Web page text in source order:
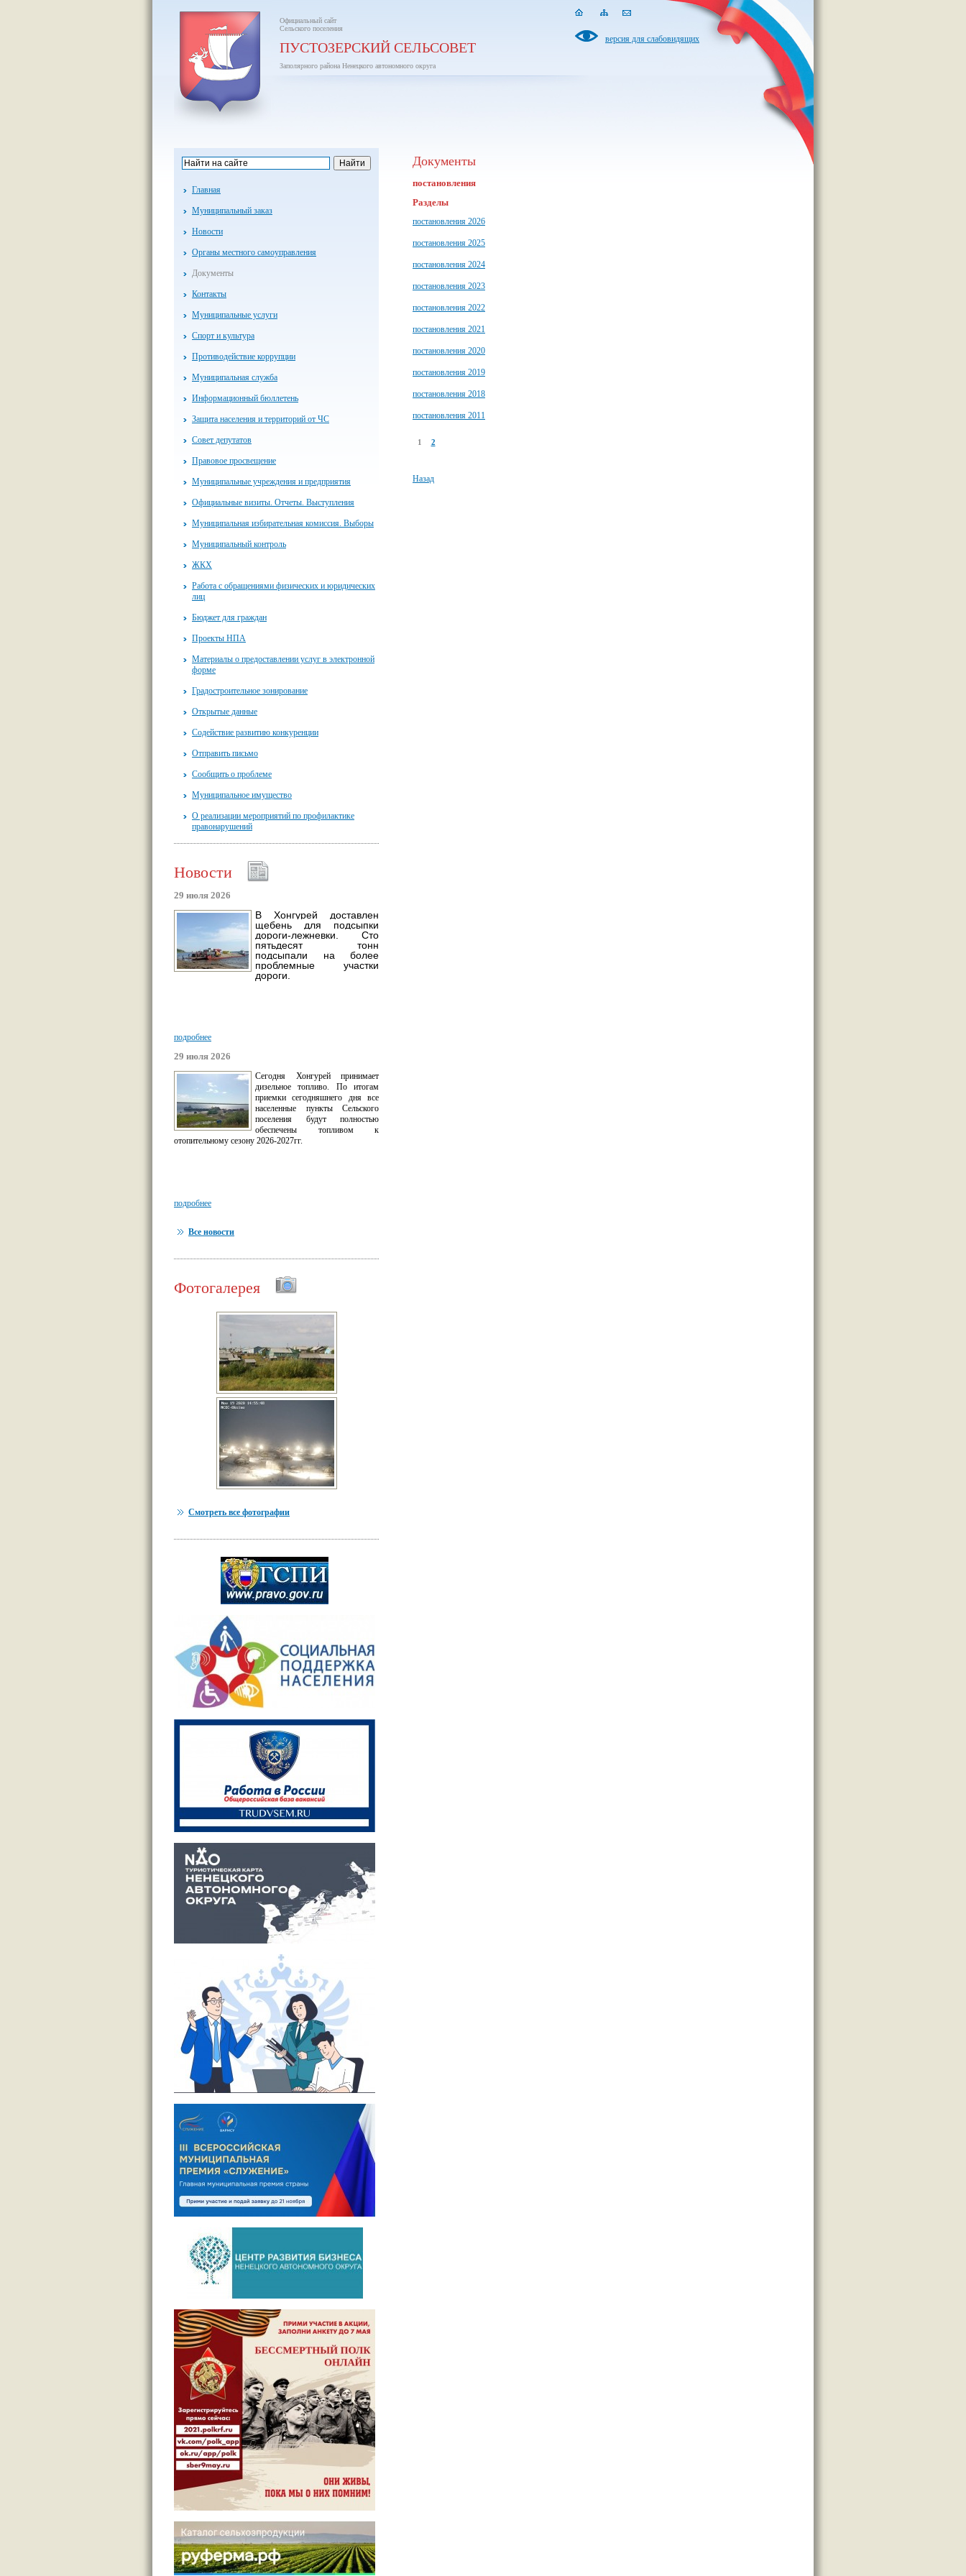
Официальный сайт
Сельского поселения
ПУСТОЗЕРСКИЙ СЕЛЬСОВЕТ
Заполярного района Ненецкого автономного округа
версия для слабовидящих
Главная
Муниципальный заказ
Новости
Органы местного самоуправления
Документы
Контакты
Муниципальные услуги
Спорт и культура
Противодействие коррупции
Муниципальная служба
Информационный бюллетень
Защита населения и территорий от ЧС
Совет депутатов
Правовое просвещение
Муниципальные учреждения и предприятия
Официальные визиты. Отчеты. Выступления
Муниципальная избирательная комиссия. Выборы
Муниципальный контроль
ЖКХ
Работа с обращениями физических и юридических
лиц
Бюджет для граждан
Проекты НПА
Материалы о предоставлении услуг в электронной
форме
Градостроительное зонирование
Открытые данные
Содействие развитию конкуренции
Отправить письмо
Сообщить о проблеме
Муниципальное имущество
О реализации мероприятий по профилактике
правонарушений
Новости
29 июля 2026
В Хонгурей доставлен
щебень для подсыпки
дороги-лежневки. Сто
пятьдесят тонн
подсыпали на более
проблемные участки
дороги.
подробнее
29 июля 2026
Сегодня Хонгурей принимает
дизельное топливо. По итогам
приемки сегодняшнего дня все
населенные пункты Сельского
поселения будут полностью
обеспечены топливом к
отопительному сезону 2026-2027гг.
подробнее
Все новости
Фотогалерея
Смотреть все фотографии
Документы
постановления
Разделы
постановления 2026
постановления 2025
постановления 2024
постановления 2023
постановления 2022
постановления 2021
постановления 2020
постановления 2019
постановления 2018
постановления 2011
1 2
Назад